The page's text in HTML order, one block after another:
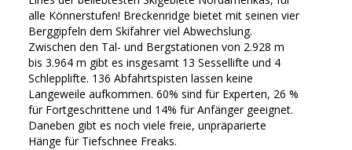
alle Könnerstufen! Breckenridge bietet mit seinen vier
Berggipfeln dem Skifahrer viel Abwechslung.
Zwischen den Tal- und Bergstationen von 2.928 m
bis 3.964 m gibt es insgesamt 13 Sessellifte und 4
Schlepplifte. 136 Abfahrtspisten lassen keine
Langeweile aufkommen. 60% sind für Experten, 26 %
für Fortgeschrittene und 14% für Anfänger geeignet.
Daneben gibt es noch viele freie, unpräparierte
Hänge für Tiefschnee Freaks.